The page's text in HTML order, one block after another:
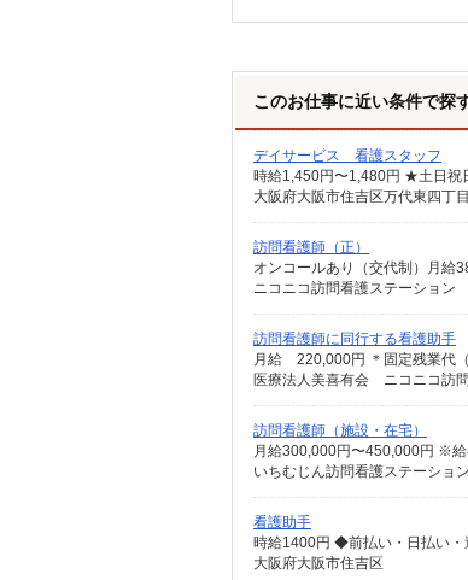
このお仕事に近い条件で探
デイサービス 看護スタッフ
時給1,450円〜1,480円 ★土日祝
大阪府大阪市住吉区万代東四丁
訪問看護師（正）
ニコニコ訪問看護ステーション
訪問看護師に同行する看護助手
医療法人美喜有会 ニコニコ訪
訪問看護師（施設・在宅）
月給300,000円〜450,000円 ※
いちむじん訪問看護ステーショ
看護助手
時給1400円 ◆前払い・日払い・
大阪府大阪市住吉区